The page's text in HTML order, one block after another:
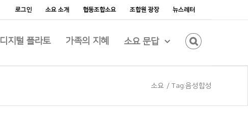
로그인 소요 소개 협동조합소요 조합원 광장 뉴스레터
디지털 플라토 가족의 지혜 소요 문답
소요 / Tag:음성합성